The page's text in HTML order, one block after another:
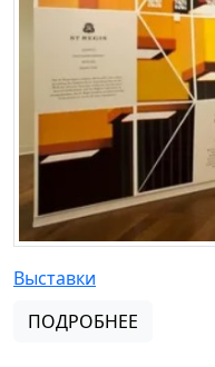
Выставки
ПОДРОБНЕЕ